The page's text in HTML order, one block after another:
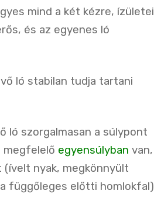
mind a két kézre, ízületei
és az egyenes ló
ló stabilan tudja tartani
ló szorgalmasan a súlypont
megfelelő egyensúlyban van,
nyak, megkönnyült
függőleges előtti homlokfal)